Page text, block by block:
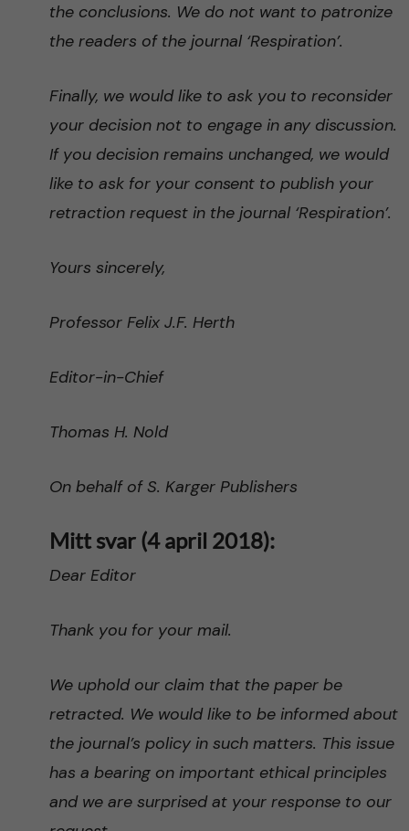
the conclusions. We do not want to patronize
the readers of the journal ‘Respiration’.
Finally, we would like to ask you to reconsider
your decision not to engage in any discussion.
If you decision remains unchanged, we would
like to ask for your consent to publish your
retraction request in the journal ‘Respiration’.
Yours sincerely,
Professor Felix J.F. Herth
Editor-in-Chief
Thomas H. Nold
On behalf of S. Karger Publishers
Mitt svar (4 april 2018):
Dear Editor
Thank you for your mail.
We uphold our claim that the paper be
retracted. We would like to be informed about
the journal’s policy in such matters. This issue
has a bearing on important ethical principles
and we are surprised at your response to our